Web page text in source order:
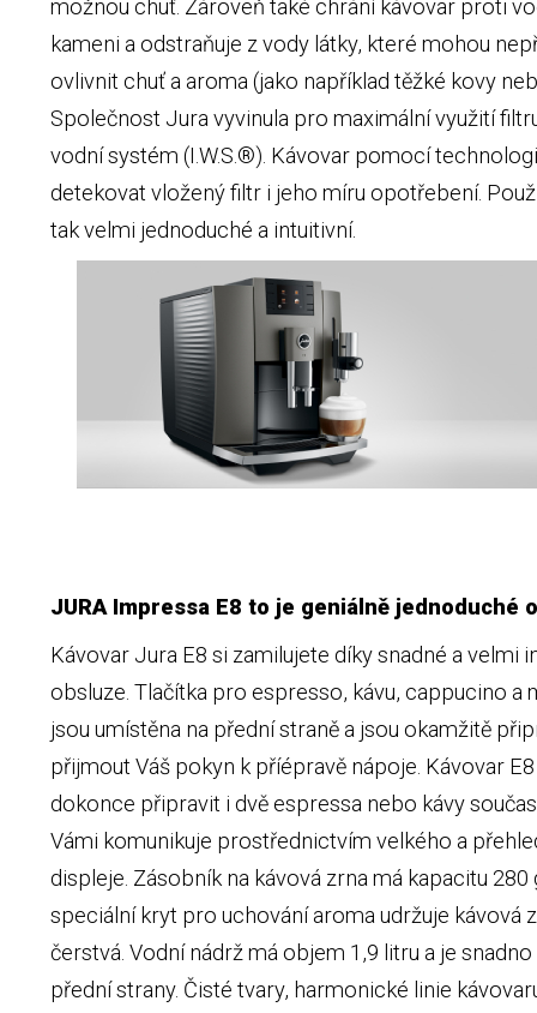
možnou chuť. Zároveň také chrání kávovar proti
kameni a odstraňuje z vody látky, které mohou
ovlivnit chuť a aroma (jako například těžké kovy
Společnost Jura vyvinula pro maximální využití
vodní systém (I.W.S.®). Kávovar pomocí
detekovat vložený filtr i jeho míru opotřebení.
tak velmi jednoduché a intuitivní.
JURA Impressa E8 to je geniálně jednoduché
Kávovar Jura E8 si zamilujete díky snadné a velmi
obsluze. Tlačítka pro espresso, kávu, cappucino a
jsou umístěna na přední straně a jsou okamžitě
přijmout Váš pokyn k příépravě nápoje. Kávovar
dokonce připravit i dvě espressa nebo kávy
Vámi komunikuje prostřednictvím velkého a
displeje. Zásobník na kávová zrna má kapacitu
speciální kryt pro uchování aroma udržuje kávová
čerstvá. Vodní nádrž má objem 1,9 litru a je
přední strany. Čisté tvary, harmonické linie